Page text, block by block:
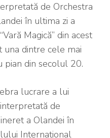
de Orchestra
în ultima zi a
Magică” din acest
una dintre cele mai
pian din secolul 20.
lucrare a lui
de
a Olandei în
Internațional